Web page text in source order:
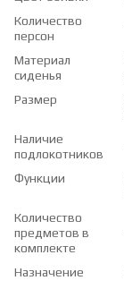
Количество
персон
Материал
сиденья
Размер
Наличие
подлокотников
Функции
Количество
предметов в
комплекте
Назначение